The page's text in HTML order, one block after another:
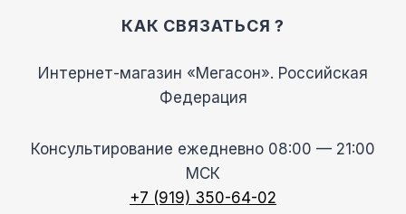
КАК СВЯЗАТЬСЯ ?
Интернет-магазин «Мегасон». Российская
Федерация
Консультирование ежедневно 08:00 — 21:00
МСК
+7 (919) 350-64-02